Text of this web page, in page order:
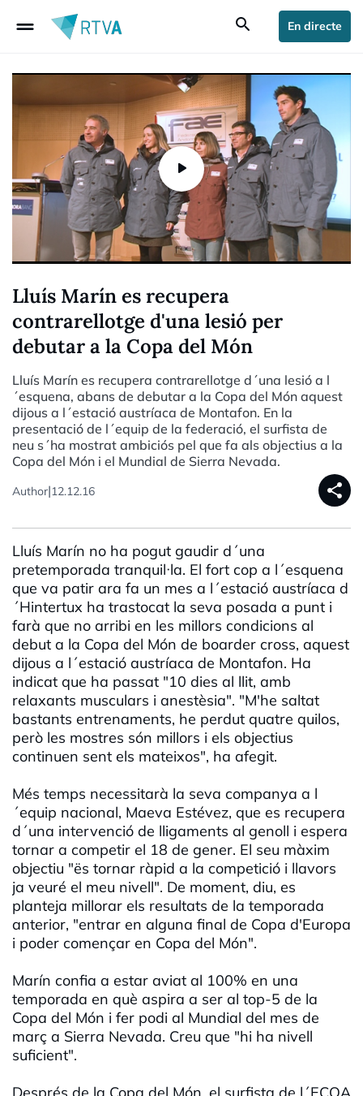
drag_handle search En directe
Lluís Marín es recupera
contrarellotge d'una lesió per
debutar a la Copa del Món
Lluís Marín es recupera contrarellotge d´una lesió a l
´esquena, abans de debutar a la Copa del Món aquest
dijous a l´estació austríaca de Montafon. En la
presentació de l´equip de la federació, el surfista de
neu s´ha mostrat ambiciós pel que fa als objectius a la
Copa del Món i el Mundial de Sierra Nevada.
Author|12.12.16 share
Lluís Marín no ha pogut gaudir d´una
pretemporada tranquil·la. El fort cop a l´esquena
que va patir ara fa un mes a l´estació austríaca d
´Hintertux ha trastocat la seva posada a punt i
farà que no arribi en les millors condicions al
debut a la Copa del Món de boarder cross, aquest
dijous a l´estació austríaca de Montafon. Ha
indicat que ha passat "10 dies al llit, amb
relaxants musculars i anestèsia". "M'he saltat
bastants entrenaments, he perdut quatre quilos,
però les mostres són millors i els objectius
continuen sent els mateixos", ha afegit.
Més temps necessitarà la seva companya a l
´equip nacional, Maeva Estévez, que es recupera
d´una intervenció de lligaments al genoll i espera
tornar a competir el 18 de gener. El seu màxim
objectiu "ës tornar ràpid a la competició i llavors
ja veuré el meu nivell". De moment, diu, es
planteja millorar els resultats de la temporada
anterior, "entrar en alguna final de Copa d'Europa
i poder començar en Copa del Món".
Marín confia a estar aviat al 100% en una
temporada en què aspira a ser al top-5 de la
Copa del Món i fer podi al Mundial del mes de
març a Sierra Nevada. Creu que "hi ha nivell
suficient".